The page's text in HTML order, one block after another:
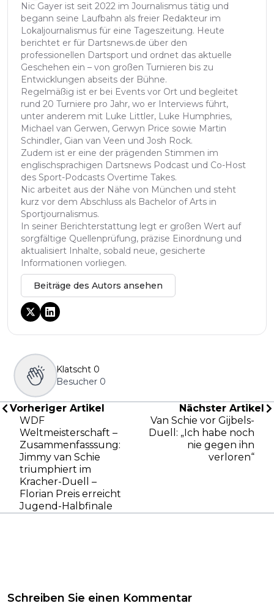
Nic Gayer ist seit 2022 im Journalismus tätig und
begann seine Laufbahn als freier Redakteur im
Lokaljournalismus für eine Tageszeitung. Heute
berichtet er für Dartsnews.de über den
professionellen Dartsport und ordnet das aktuelle
Geschehen ein – von großen Turnieren bis zu
Entwicklungen abseits der Bühne.
Regelmäßig ist er bei Events vor Ort und begleitet
rund 20 Turniere pro Jahr, wo er Interviews führt,
unter anderem mit Luke Littler, Luke Humphries,
Michael van Gerwen, Gerwyn Price sowie Martin
Schindler, Gian van Veen und Josh Rock.
Zudem ist er eine der prägenden Stimmen im
englischsprachigen Dartsnews Podcast und Co-Host
des Sport-Podcasts Overtime Takes.
Nic arbeitet aus der Nähe von München und steht
kurz vor dem Abschluss als Bachelor of Arts in
Sportjournalismus.
In seiner Berichterstattung legt er großen Wert auf
sorgfältige Quellenprüfung, präzise Einordnung und
aktualisiert Inhalte, sobald neue, gesicherte
Informationen vorliegen.
Beiträge des Autors ansehen
Klatscht 0
Besucher 0
Vorheriger Artikel
WDF
Weltmeisterschaft –
Zusammenfasssung:
Jimmy van Schie
triumphiert im
Kracher-Duell –
Florian Preis erreicht
Jugend-Halbfinale
Nächster Artikel
Van Schie vor Gijbels-
Duell: „Ich habe noch
nie gegen ihn
verloren“
Schreiben Sie einen Kommentar